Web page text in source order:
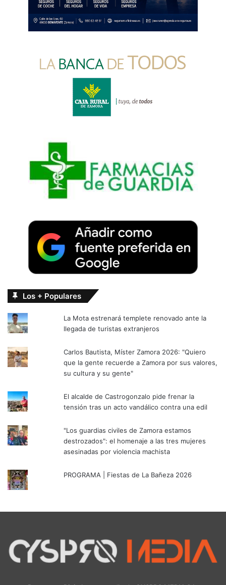
Los + Populares
La Mota estrenará templete renovado ante la
llegada de turistas extranjeros
Carlos Bautista, Míster Zamora 2026: "Quiero
que la gente recuerde a Zamora por sus valores,
su cultura y su gente"
El alcalde de Castrogonzalo pide frenar la
tensión tras un acto vandálico contra una edil
"Los guardias civiles de Zamora estamos
destrozados": el homenaje a las tres mujeres
asesinadas por violencia machista
PROGRAMA | Fiestas de La Bañeza 2026